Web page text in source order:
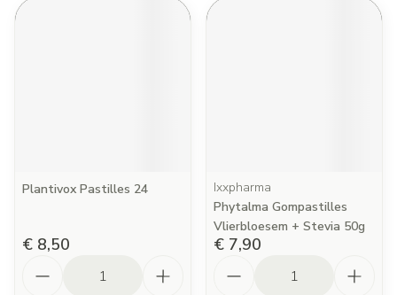
Plantivox Pastilles 24
€ 8,50
Ixxpharma
Phytalma Gompastilles
Vlierbloesem + Stevia 50g
€ 7,90